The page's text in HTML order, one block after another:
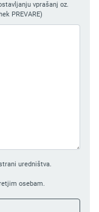
vprašanj oz.
PREVARE)
uredništva.
osebam.